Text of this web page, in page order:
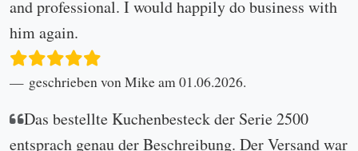
and professional. I would happily do business with
him again.
geschrieben von Mike am 01.06.2026.
Das bestellte Kuchenbesteck der Serie 2500
entsprach genau der Beschreibung. Der Versand war